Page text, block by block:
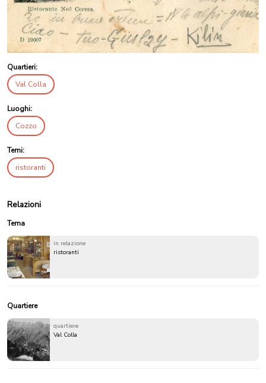
Quartieri:
Val Colla
Luoghi:
Cozzo
Temi:
ristoranti
Relazioni
Tema
in relazione
ristoranti
Quartiere
quartiere
Val Colla